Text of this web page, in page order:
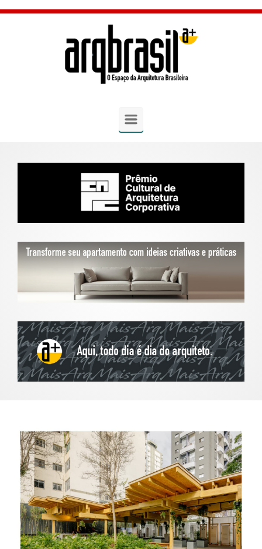
Skip to main content